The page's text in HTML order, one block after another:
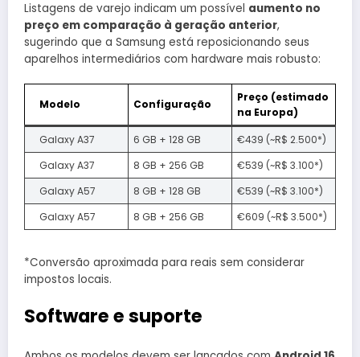
Listagens de varejo indicam um possível aumento no
preço em comparação à geração anterior,
sugerindo que a Samsung está reposicionando seus
aparelhos intermediários com hardware mais robusto:
Modelo Configuração
Preço (estimado
na Europa)
Galaxy A37
6 GB + 128 GB
€439 (~R$ 2.500*)
Galaxy A37
8 GB + 256 GB
€539 (~R$ 3.100*)
Galaxy A57
8 GB + 128 GB
€539 (~R$ 3.100*)
Galaxy A57
8 GB + 256 GB €609 (~R$ 3.500*)
*Conversão aproximada para reais sem considerar
impostos locais.
Software e suporte